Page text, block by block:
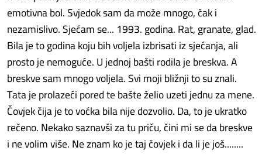
emotivna bol. Svjedok sam da može mnogo, čak i
nezamislivo. Sjećam se... 1993. godina. Rat, granate, glad.
Bila je to godina koju bih voljela izbrisati iz sjećanja, ali
prosto je nemoguće. U jednoj bašti rodila je breskva. A
breskve sam mnogo voljela. Svi moji bližnji to su znali.
Tata je prolazeći pored te bašte želio uzeti jednu za mene.
Čovjek čija je to voćka bila nije dozvolio. Da, to je ukratko
rečeno. Nekako saznavši za tu priču, čini mi se da breskve
i ne volim više. Ne znam ko je taj čovjek i da li je još........